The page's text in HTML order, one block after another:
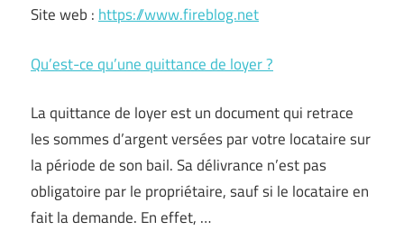
Site web : https://www.fireblog.net
Qu’est-ce qu’une quittance de loyer ?
La quittance de loyer est un document qui retrace
les sommes d’argent versées par votre locataire sur
la période de son bail. Sa délivrance n’est pas
obligatoire par le propriétaire, sauf si le locataire en
fait la demande. En effet, …